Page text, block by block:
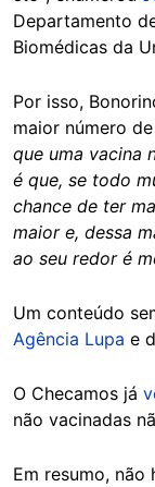
Departamento
Biomédicas da
Por isso,
maior número
que uma vacina
é que, se todo
chance de ter
maior e, dessa
ao seu redor é
Um conteúdo
Agência Lupa e
O Checamos já
não vacinadas
Em resumo,